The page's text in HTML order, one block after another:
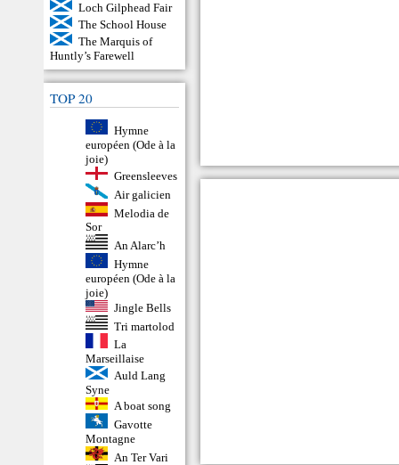
Loch Gilphead Fair
The School House
The Marquis of
Huntly’s Farewell
TOP 20
Hymne
européen (Ode à la
joie)
Greensleeves
Air galicien
Melodia de
Sor
An Alarc’h
Hymne
européen (Ode à la
joie)
Jingle Bells
Tri martolod
La
Marseillaise
Auld Lang
Syne
A boat song
Gavotte
Montagne
An Ter Vari